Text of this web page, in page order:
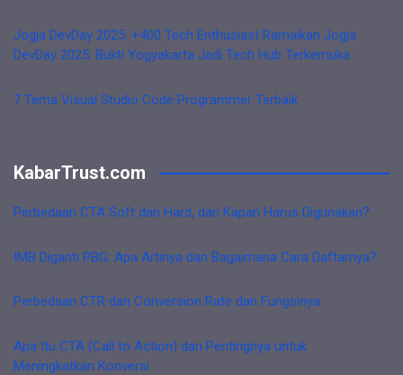
Jogja DevDay 2025: +400 Tech Enthusiast Ramaikan Jogja
DevDay 2025: Bukti Yogyakarta Jadi Tech Hub Terkemuka
7 Tema Visual Studio Code Programmer Terbaik
KabarTrust.com
Perbedaan CTA Soft dan Hard, dan Kapan Harus Digunakan?
IMB Diganti PBG: Apa Artinya dan Bagaimana Cara Daftarnya?
Perbedaan CTR dan Conversion Rate dan Fungsinya
Apa Itu CTA (Call to Action) dan Pentingnya untuk
Meningkatkan Konversi